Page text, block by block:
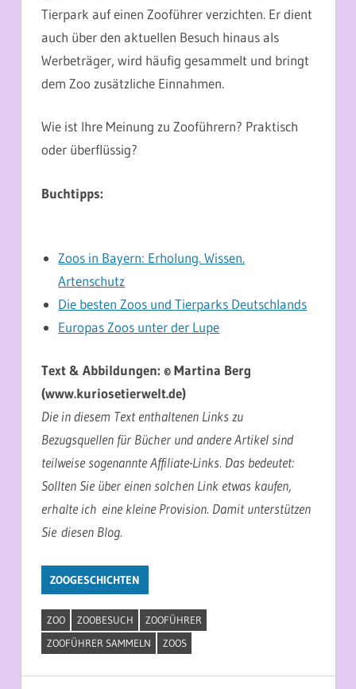
Tierpark auf einen Zooführer verzichten. Er dient
auch über den aktuellen Besuch hinaus als
Werbeträger, wird häufig gesammelt und bringt
dem Zoo zusätzliche Einnahmen.
Wie ist Ihre Meinung zu Zooführern? Praktisch
oder überflüssig?
Buchtipps:
Zoos in Bayern: Erholung. Wissen.
Artenschutz
Die besten Zoos und Tierparks Deutschlands
Europas Zoos unter der Lupe
Text & Abbildungen: © Martina Berg
(www.kuriosetierwelt.de)
Die in diesem Text enthaltenen Links zu
Bezugsquellen für Bücher und andere Artikel sind
teilweise sogenannte Affiliate-Links. Das bedeutet:
Sollten Sie über einen solchen Link etwas kaufen,
erhalte ich eine kleine Provision. Damit unterstützen
Sie diesen Blog.
ZOOGESCHICHTEN
ZOO ZOOBESUCH
ZOOFÜHRER
ZOOFÜHRER SAMMELN
ZOOS